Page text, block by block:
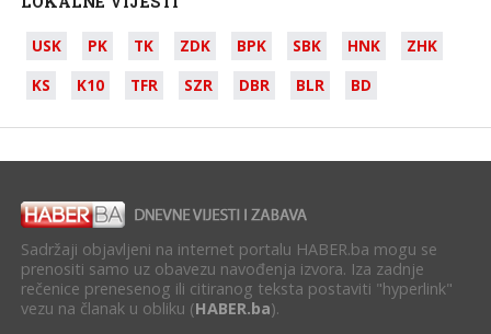
USK PK TK ZDK BPK SBK HNK
ZHK
KS
K10 TFR SZR DBR BLR BD
Sadržaji objavljeni na internet portalu HABER.ba mogu se
prenositi samo uz obavezu navođenja izvora. Iza zadnje
rečenice prenesenog ili citiranog teksta postaviti "hyperlink"
vezu na članak u obliku (HABER.ba).